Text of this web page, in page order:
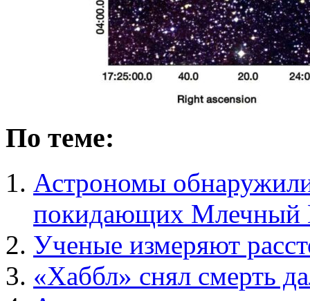
По теме:
Астрономы
покидающих Млечный
Ученые измеряют
«Хаббл» снял смерть